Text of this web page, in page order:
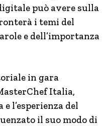
può avere sulla
i temi del
e dell’importanza
in gara
Italia,
l’esperienza del
il suo modo di